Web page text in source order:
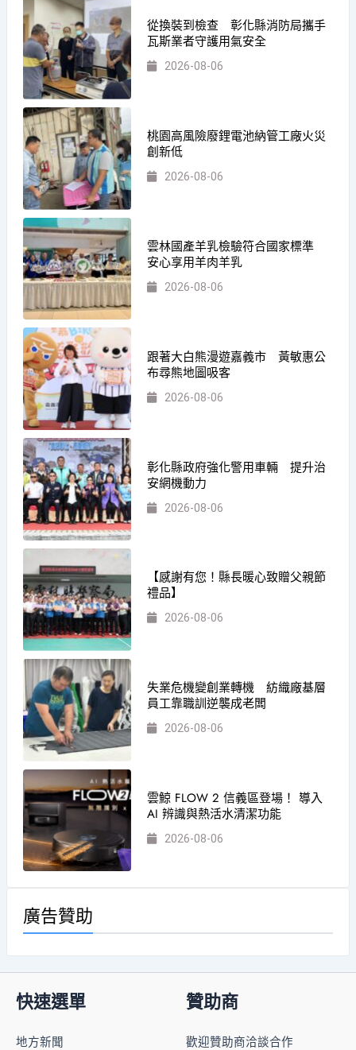
從換裝到檢查 彰化縣消防局攜手
瓦斯業者守護用氣安全
2026-08-06
桃園高風險廢鋰電池納管工廠火災
創新低
2026-08-06
雲林國產羊乳檢驗符合國家標準
安心享用羊肉羊乳
2026-08-06
跟著大白熊漫遊嘉義市 黃敏惠公
布尋熊地圖吸客
2026-08-06
彰化縣政府強化警用車輛 提升治
安網機動力
2026-08-06
【感謝有您！縣長暖心致贈父親節
禮品】
2026-08-06
失業危機變創業轉機 紡織廠基層
員工靠職訓逆襲成老闆
2026-08-06
雲鯨 FLOW 2 信義區登場！ 導入
AI 辨識與熱活水清潔功能
2026-08-06
廣告贊助
快速選單
地方新聞
贊助商
歡迎贊助商洽談合作